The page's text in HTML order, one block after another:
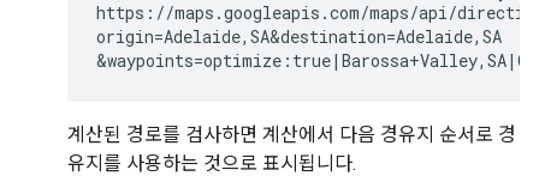
https://maps.googleapis.com/maps/api/
origin=Adelaide,SA&destination=Adelaide,SA
계산된 경로를 검사하면 계산에서 다음 경유지 순서로 경
유지를 사용하는 것으로 표시됩니다.